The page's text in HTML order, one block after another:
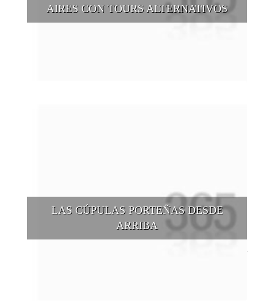
AIRES CON TOURS ALTERNATIVOS
LAS CÚPULAS PORTEÑAS DESDE
ARRIBA